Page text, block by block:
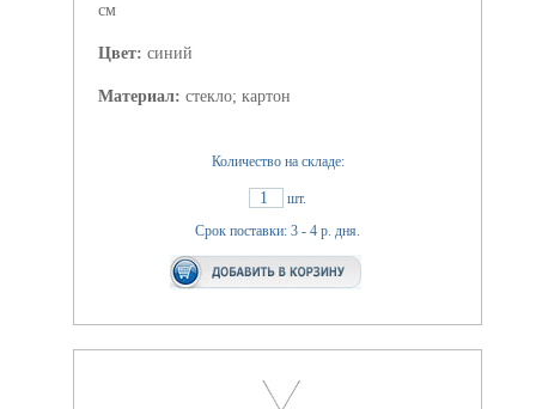
см
Цвет: синий
Материал: стекло; картон
Количество на складе:
1
шт.
Срок поставки: 3 - 4 р. дня.